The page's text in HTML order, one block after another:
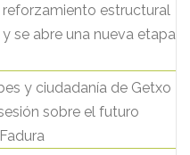
estructural
se abre una nueva etapa
y ciudadanía de Getxo
sobre el futuro